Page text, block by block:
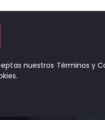
nuestros Términos y